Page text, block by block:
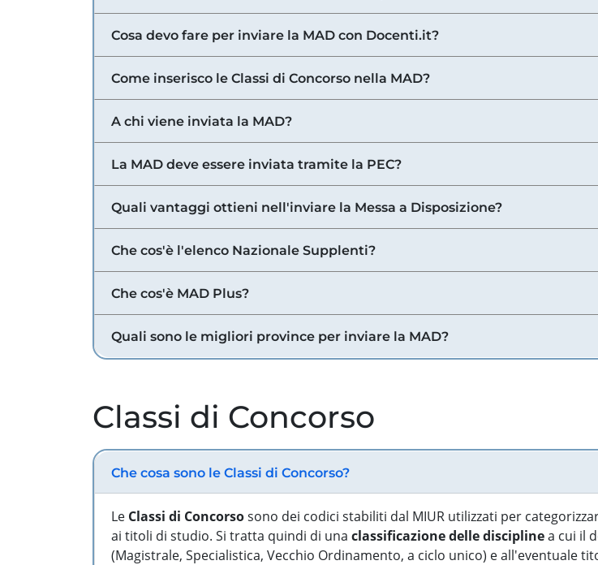
Cosa devo fare per inviare la MAD con Docenti.it?
Come inserisco le Classi di Concorso nella MAD?
A chi viene inviata la MAD?
La MAD deve essere inviata tramite la PEC?
Quali vantaggi ottieni nell'inviare la Messa a Disposizione?
Che cos'è l'elenco Nazionale Supplenti?
Che cos'è MAD Plus?
Quali sono le migliori province per inviare la MAD?
Classi di Concorso
Che cosa sono le Classi di Concorso?
Le Classi di Concorsosono dei codici stabiliti dal MIUR utilizzati per
ai titoli di studio. Si tratta quindi di una classificazione delle disciplinea cui il
(Magistrale, Specialistica, Vecchio Ordinamento, a ciclo unico) e all'eventuale